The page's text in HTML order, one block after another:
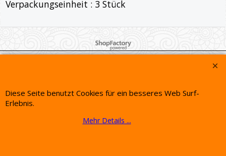
WebShop erstellt mit ShopFactory Shop Software.
Diese Seite benutzt Cookies für ein besseres Web Surf-
Erlebnis.
Mehr Details ...